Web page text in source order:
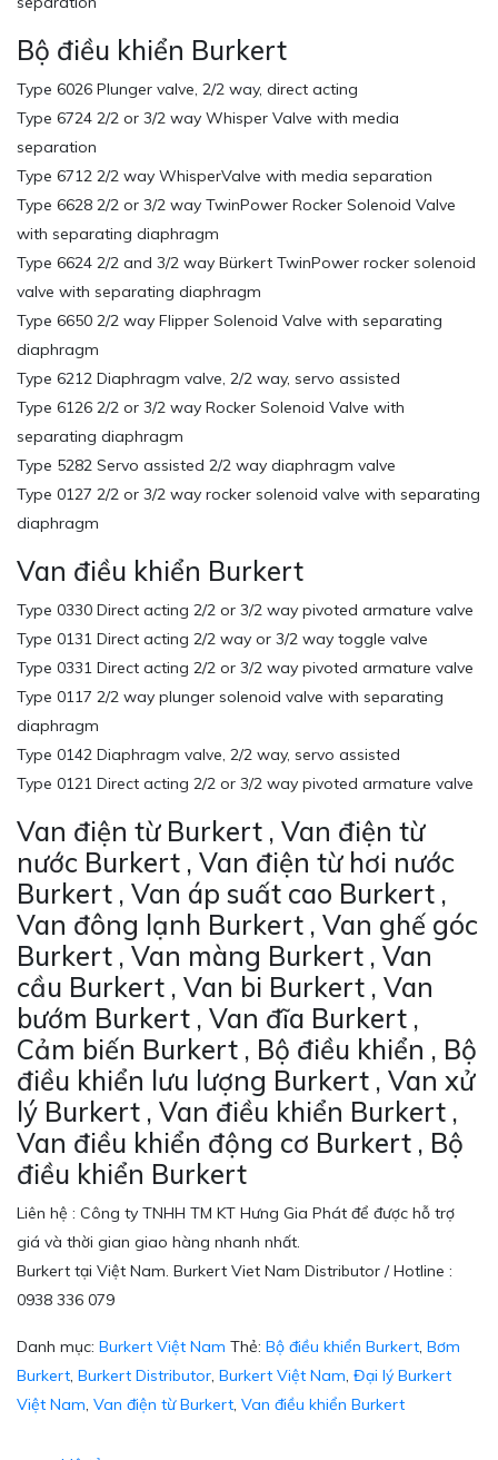
Bộ điều khiển Burkert
Type 6026 Plunger valve, 2/2 way, direct acting
Type 6724 2/2 or 3/2 way Whisper Valve with media
separation
Type 6712 2/2 way WhisperValve with media separation
Type 6628 2/2 or 3/2 way TwinPower Rocker Solenoid Valve
with separating diaphragm
Type 6624 2/2 and 3/2 way Bürkert TwinPower rocker solenoid
valve with separating diaphragm
Type 6650 2/2 way Flipper Solenoid Valve with separating
diaphragm
Type 6212 Diaphragm valve, 2/2 way, servo assisted
Type 6126 2/2 or 3/2 way Rocker Solenoid Valve with
separating diaphragm
Type 5282 Servo assisted 2/2 way diaphragm valve
Type 0127 2/2 or 3/2 way rocker solenoid valve with separating
diaphragm
Van điều khiển Burkert
Type 0330 Direct acting 2/2 or 3/2 way pivoted armature valve
Type 0131 Direct acting 2/2 way or 3/2 way toggle valve
Type 0331 Direct acting 2/2 or 3/2 way pivoted armature valve
Type 0117 2/2 way plunger solenoid valve with separating
diaphragm
Type 0142 Diaphragm valve, 2/2 way, servo assisted
Type 0121 Direct acting 2/2 or 3/2 way pivoted armature valve
Van điện từ Burkert , Van điện từ
nước Burkert , Van điện từ hơi nước
Burkert , Van áp suất cao Burkert ,
Van đông lạnh Burkert , Van ghế góc
Burkert , Van màng Burkert , Van
cầu Burkert , Van bi Burkert , Van
bướm Burkert , Van đĩa Burkert ,
Cảm biến Burkert , Bộ điều khiển , Bộ
điều khiển lưu lượng Burkert , Van xử
lý Burkert , Van điều khiển Burkert ,
Van điều khiển động cơ Burkert , Bộ
điều khiển Burkert
Liên hệ : Công ty TNHH TM KT Hưng Gia Phát để được hỗ trợ
giá và thời gian giao hàng nhanh nhất.
Burkert tại Việt Nam. Burkert Viet Nam Distributor / Hotline :
0938 336 079
Danh mục: Burkert Việt Nam Thẻ: Bộ điều khiển Burkert, Bơm
Burkert, Burkert Distributor, Burkert Việt Nam, Đại lý Burkert
Việt Nam, Van điện từ Burkert, Van điều khiển Burkert